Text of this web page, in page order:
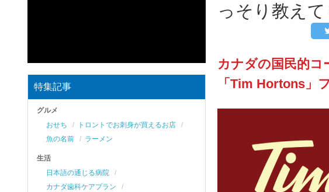
っそり教え
カナダの国民的
「Tim Hortons」
特集記事
グルメ
おせち
トロントでお刺身が買えるお店
魚の名前
ラーメン
生活
日本語の通じる病院
カナダ歯科ケアプラン